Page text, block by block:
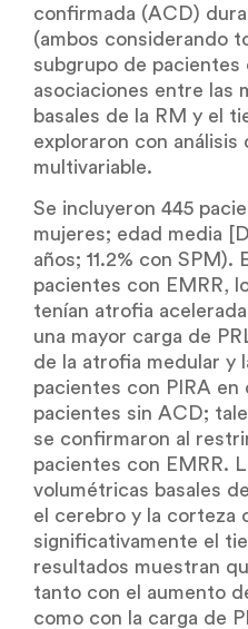
confirmada (ACD)
(ambos considerando
subgrupo de pacientes
asociaciones entre las
basales de la RM y el
exploraron con
multivariable.
Se incluyeron 445
mujeres; edad media
años; 11.2% con SPM).
pacientes con EMRR,
tenían atrofia
una mayor carga de
de la atrofia medular y
pacientes con PIRA en
pacientes sin ACD;
se confirmaron al
pacientes con EMRR.
volumétricas basales
el cerebro y la corteza
significativamente el
resultados muestran
tanto con el aumento
como con la carga de